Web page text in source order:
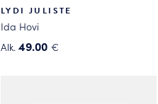
LYDI JULISTE
Ida Hovi
Alk. 49.00 €